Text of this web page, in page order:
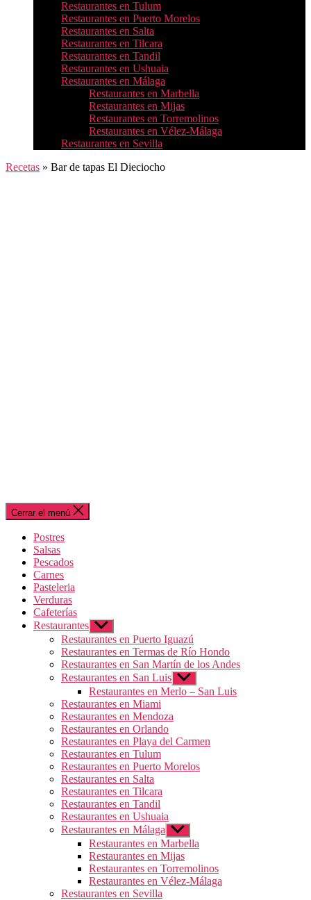
Restaurantes en Tulum
Restaurantes en Puerto Morelos
Restaurantes en Salta
Restaurantes en Tilcara
Restaurantes en Tandil
Restaurantes en Ushuaia
Restaurantes en Málaga
Restaurantes en Marbella
Restaurantes en Mijas
Restaurantes en Torremolinos
Restaurantes en Vélez-Málaga
Restaurantes en Sevilla
Recetas » Bar de tapas El Dieciocho
Cerrar el menú
Postres
Salsas
Pescados
Carnes
Pasteleria
Verduras
Cafeterías
Restaurantes Mostrar
el
submenú
Restaurantes en Puerto Iguazú
Restaurantes en Termas de Río Hondo
Restaurantes en San Martín de los Andes
Restaurantes en San Luis Mostrar
el
submenú
Restaurantes en Merlo – San Luis
Restaurantes en Miami
Restaurantes en Mendoza
Restaurantes en Orlando
Restaurantes en Playa del Carmen
Restaurantes en Tulum
Restaurantes en Puerto Morelos
Restaurantes en Salta
Restaurantes en Tilcara
Restaurantes en Tandil
Restaurantes en Ushuaia
Restaurantes en Málaga Mostrar
el
submenú
Restaurantes en Marbella
Restaurantes en Mijas
Restaurantes en Torremolinos
Restaurantes en Vélez-Málaga
Restaurantes en Sevilla